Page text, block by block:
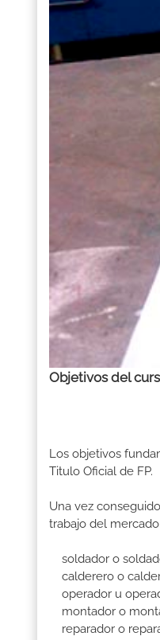
Objetivos del
Los objetivos
Titulo Oficial de FP.
Una vez
trabajo del
soldador o
calderero o
operador u
montador o
reparador o